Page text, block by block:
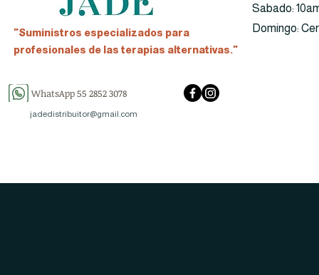
"Suministros especializados para
profesionales de las terapias alternativas."
WhatsApp 55 2852 3078
jadedistribuitor@gmail.com
​​Sabado:
​Domingo: